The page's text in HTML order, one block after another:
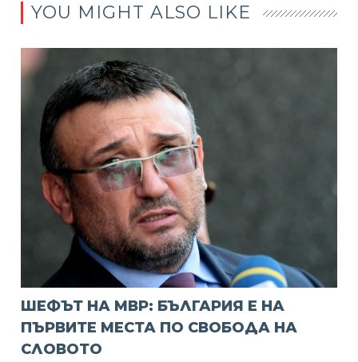
YOU MIGHT ALSO LIKE
ШЕФЪТ НА МВР: БЪЛГАРИЯ Е НА
ПЪРВИТЕ МЕСТА ПО СВОБОДА НА
СЛОВОТО